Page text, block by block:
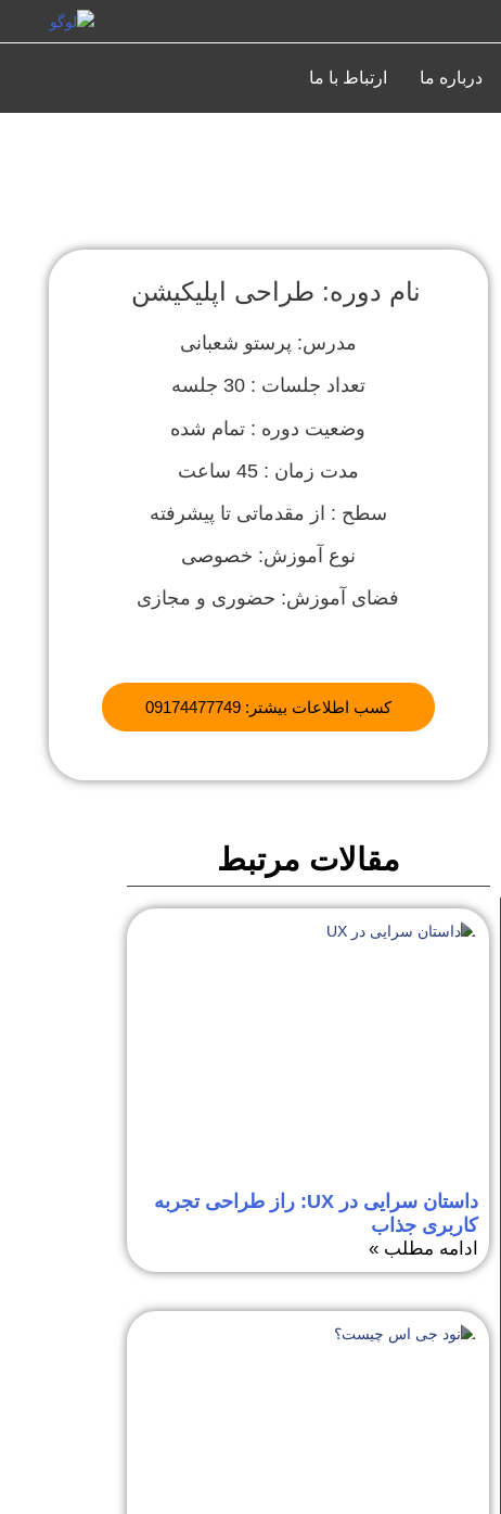
درباره ما ارتباط با ما
نام دوره: طراحی اپلیکیشن
مدرس: پرستو شعبانی
تعداد جلسات : 30 جلسه
وضعیت دوره : تمام شده
مدت زمان : 45 ساعت
سطح : از مقدماتی تا پیشرفته
نوع آموزش: خصوصی
فضای آموزش: حضوری و مجازی
کسب اطلاعات بیشتر: 09174477749
مقالات مرتبط
داستان سرایی در UX: راز طراحی تجربه
کاربری جذاب
ادامه مطلب »